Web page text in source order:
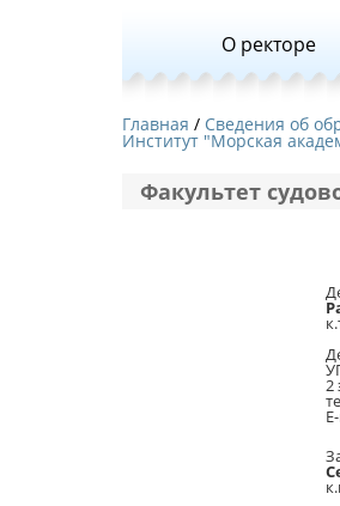
О ректоре
Главная Сведения об
Институт "Морская
Факультет
2